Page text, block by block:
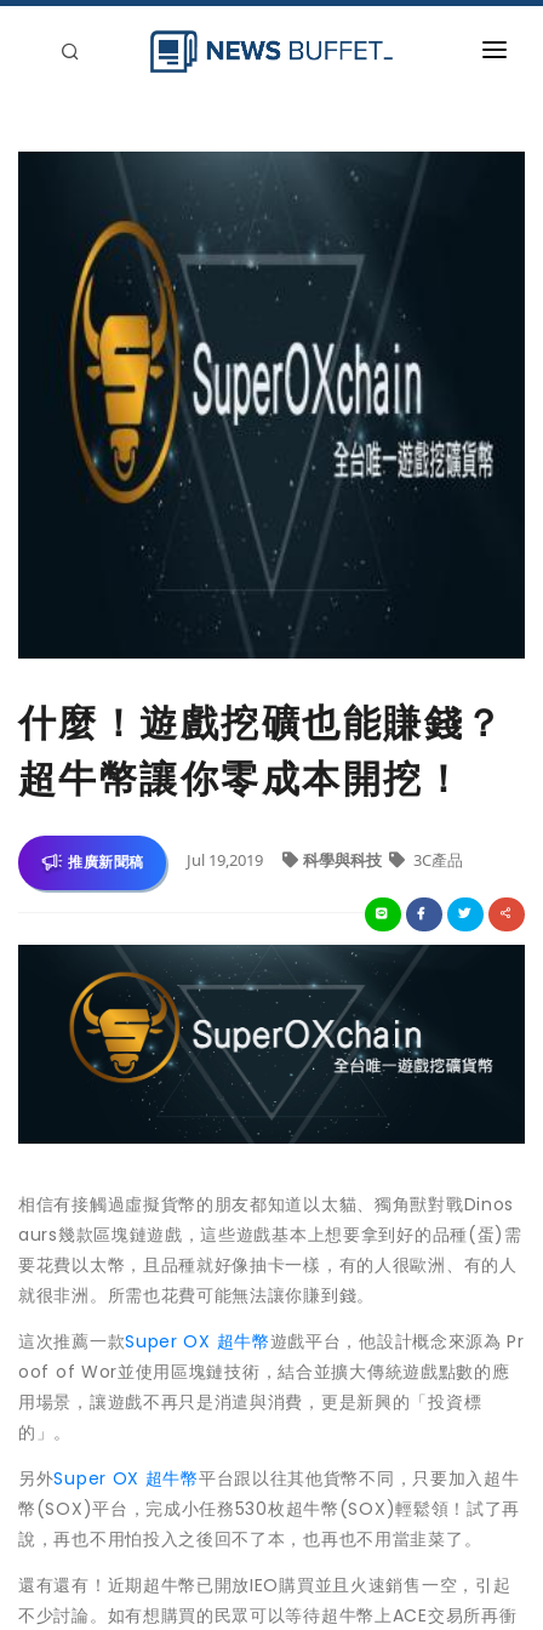
新聞稿分類
刊登
什麼！遊戲挖礦也能賺錢？
超牛幣讓你零成本開挖！
推廣新聞稿 Jul 19,2019 科學與科技 3C產品
相信有接觸過虛擬貨幣的朋友都知道以太貓、獨角獸對戰Dinos
aurs幾款區塊鏈遊戲，這些遊戲基本上想要拿到好的品種(蛋)需
要花費以太幣，且品種就好像抽卡一樣，有的人很歐洲、有的人
就很非洲。所需也花費可能無法讓你賺到錢。
這次推薦一款Super OX 超牛幣遊戲平台，他設計概念來源為 Pr
oof of Wor並使用區塊鏈技術，結合並擴大傳統遊戲點數的應
用場景，讓遊戲不再只是消遣與消費，更是新興的「投資標
的」。
另外Super OX 超牛幣平台跟以往其他貨幣不同，只要加入超牛
幣(SOX)平台，完成小任務530枚超牛幣(SOX)輕鬆領！試了再
說，再也不用怕投入之後回不了本，也再也不用當韭菜了。
還有還有！近期超牛幣已開放IEO購買並且火速銷售一空，引起
不少討論。如有想購買的民眾可以等待超牛幣上ACE交易所再衝